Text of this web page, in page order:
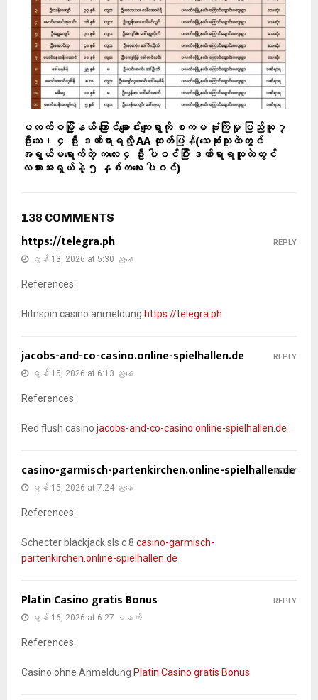
ပလက်ဝမြို့နယ် ကြောင်ချောင်းကျေးရွာကို စကမ ဗုံးကြဲမှု ပြည်သူ ၇
ဦးသေ၊ ၄ ဦး ဒဏ်ရာရလို့ AA ထုတ်ပြန်(သေဆုံးသူထဲတွင်
အရွယ်မရောက်တဲ့ ကလေး ၄ ဦး ပါဝင်ပြီး ဒဏ်ရာရသူထဲတွင်
လသားအရွယ်နဲ့ ၅ နှစ်ကလေး ပါဝင်)
138 COMMENTS
https://telegra.ph
ဇွန် 13, 2026 at 5:30 ညနေ
References:
Hitnspin casino anmeldung https://telegra.ph
REPLY
jacobs-and-co-casino.online-spielhallen.de
ဇွန် 15, 2026 at 6:13 ညနေ
References:
Red flush casino jacobs-and-co-casino.online-spielhallen.de
REPLY
casino-garmisch-partenkirchen.online-spielhallen.de
ဇွန် 15, 2026 at 7:24 ညနေ
References:
Schecter blackjack sls c 8 casino-garmisch-
partenkirchen.online-spielhallen.de
REPLY
Platin Casino gratis Bonus
ဇွန် 16, 2026 at 6:27 မနက်
References:
Casino ohne Anmeldung Platin Casino gratis Bonus
REPLY